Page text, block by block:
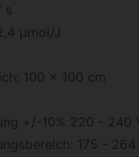
s
μmol/J
100 x 100 cm
+/-10% 220 - 240
175 - 264